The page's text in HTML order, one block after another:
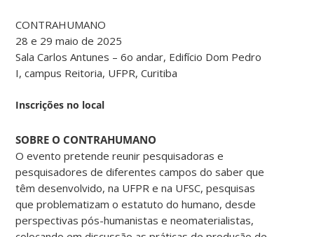
CONTRAHUMANO
28 e 29 maio de 2025
Sala Carlos Antunes – 6o andar, Edifício Dom Pedro
I, campus Reitoria, UFPR, Curitiba
Inscrições no local
SOBRE O CONTRAHUMANO
O evento pretende reunir pesquisadoras e
pesquisadores de diferentes campos do saber que
têm desenvolvido, na UFPR e na UFSC, pesquisas
que problematizam o estatuto do humano, desde
perspectivas pós-humanistas e neomaterialistas,